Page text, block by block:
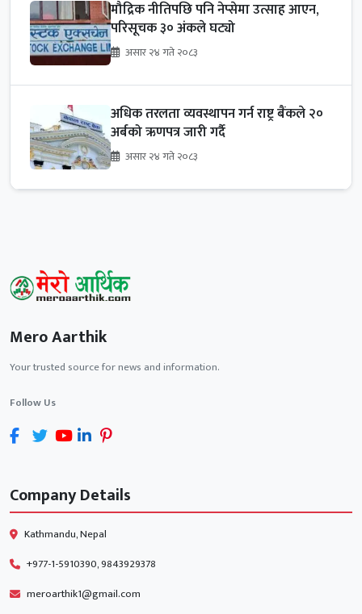
मौद्रिक नीतिपछि पनि नेप्सेमा उत्साह आएन,
परिसूचक ३० अंकले घट्यो
असार २४ गते २०८३
अधिक तरलता व्यवस्थापन गर्न राष्ट्र बैंकले २०
अर्बको ऋणपत्र जारी गर्दै
असार २४ गते २०८३
Mero Aarthik
Your trusted source for news and information.
Follow Us
Company Details
Kathmandu, Nepal
+977-1-5910390, 9843929378
meroarthik1@gmail.com